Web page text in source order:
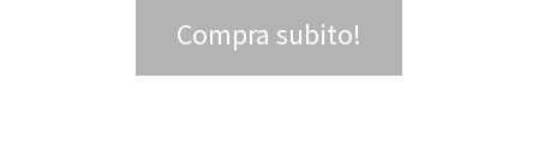
Compra subito!